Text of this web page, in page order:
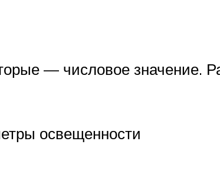
— числовое значение.
освещенности